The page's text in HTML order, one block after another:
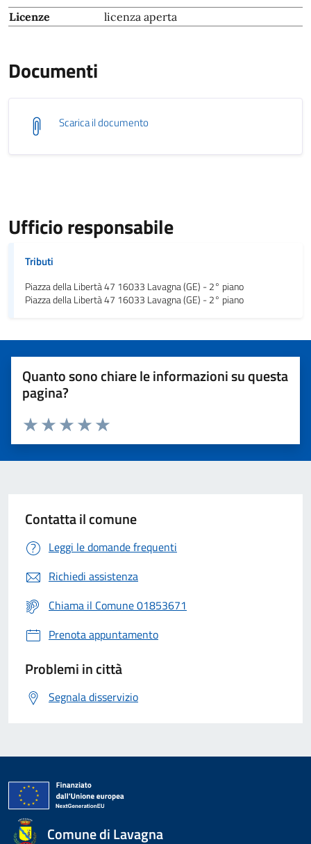
Licenze licenza aperta
Documenti
Scarica il documento
Ufficio responsabile
Tributi
Piazza della Libertà 47 16033 Lavagna (GE) - 2° piano
Piazza della Libertà 47 16033 Lavagna (GE) - 2° piano
Quanto sono chiare le informazioni su questa
pagina?
Valuta 5 stelle su 5
Valuta 4 stelle su 5
Valuta 3 stelle su 5
Valuta 2 stelle su 5
Valuta 1 stelle su 5
Contatta il comune
Leggi le domande frequenti
Richiedi assistenza
Chiama il Comune 01853671
Prenota appuntamento
Problemi in città
Segnala disservizio
Comune di Lavagna